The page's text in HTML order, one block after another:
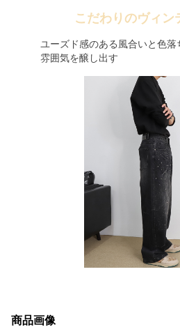
こだわりのヴィン
ユーズド感のある風合いと色
雰囲気を醸し出す
商品画像